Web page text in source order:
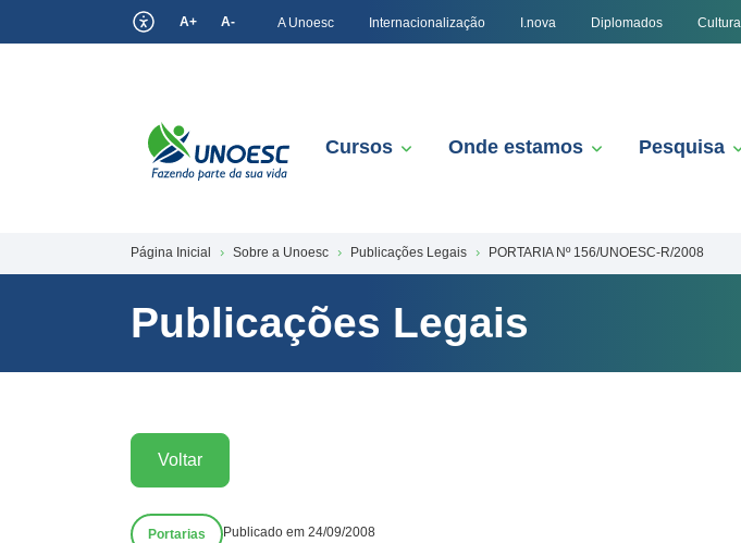
A+ A- A Unoesc Internacionalização I.nova Diplomados Cultura
Cursos Onde estamos Pesquisa
Página Inicial Sobre a Unoesc Publicações Legais PORTARIA Nº 156/UNOESC-R/2008
Publicações Legais
Voltar
Portarias Publicado em 24/09/2008